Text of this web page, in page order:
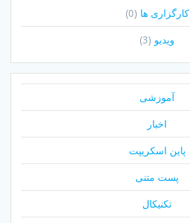
کارگزاری ها (0)
ویدیو (3)
آموزشی
اخبار
پاین اسکریپت
پست متنی
تکنیکال